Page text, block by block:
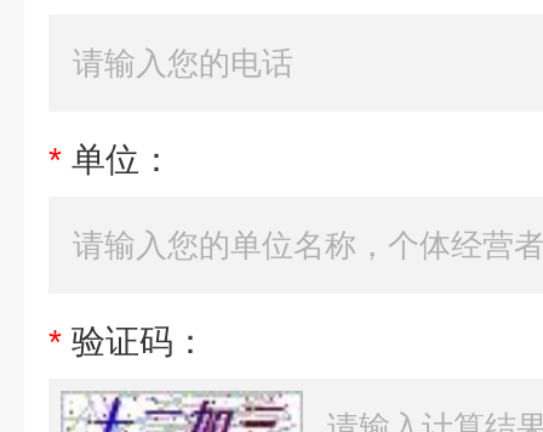
* 单位：
* 验证码：